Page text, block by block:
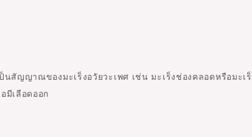
สัญญาณของมะเร็งอวัยวะเพศ เช่น มะเร็งช่องคลอดหรือมะเ
มีเลือดออก